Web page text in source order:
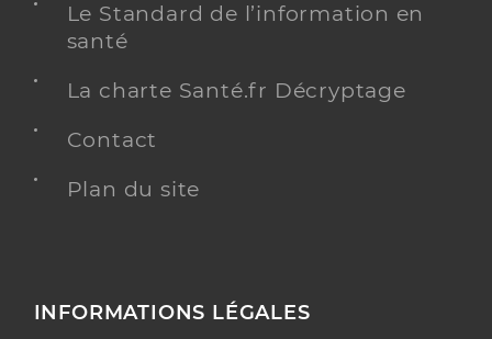
Le Standard de l’information en
santé
La charte Santé.fr Décryptage
Contact
Plan du site
INFORMATIONS LÉGALES